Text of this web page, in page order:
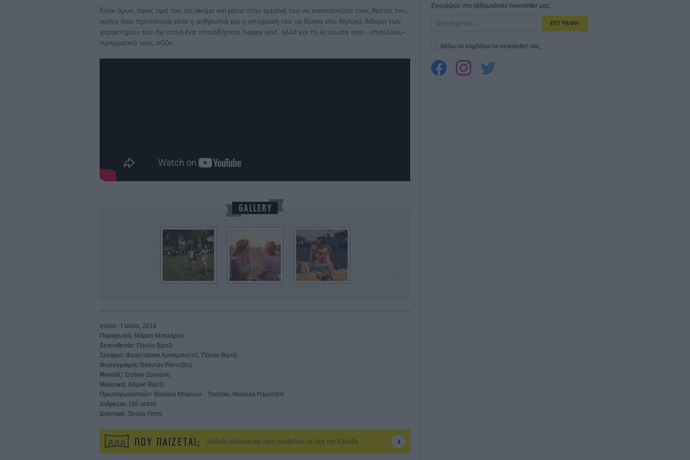
Είναι όμως προς τιμή του ότι ακόμα και μέσα στην εμμονή του να ικανοποιήσει τους θεατές του,
εκείνο που πρυτανεύει είναι η ανθρωπιά και η απόφασή του να δώσει στο θηλυκό δίδυμο των
χαρακτήρων του όχι απλά ένα οποιοδήποτε happy end, αλλά και τη λύτρωση που –επιτέλους–
πραγματικά τους αξίζει.
Ιταλία - Γαλλία, 2016
Παραγωγή: Μάρκο Μπελάρντι
Σκηνοθεσία: Πάολο Βίρτζι
Σενάριο: Φραντσέσακ Αρτσιμπούτζι, Πάολο Βίρτζι
Φωτογραφία: Βλάνταν Ράντοβιτς
Μοντάζ: Σεσίλια Ζανούσο
Μουσική: Κάρλο Βίρτζι
Πρωταγωνιστούν: Βαλέρια Μπρούνι - Τεντέσκι, Μικαέλα Ραματζότι
Διάρκεια: 116 λεπτά
Διανομή: Strada Films
ΠΟΥ ΠΑΙΖΕΤΑΙ; Διάλεξε αίθουσα και ώρα προβολών σε όλη την Ελλάδα
Εγγράψου στο εβδομαδιαίο newsletter μας.
ΕΓΓΡΑΦΗ
Θέλω να λαμβάνω τα newsletter σας.